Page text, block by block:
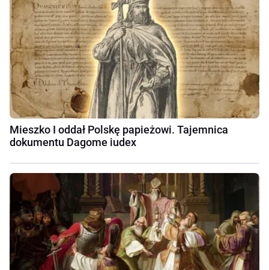
Mieszko I oddał Polskę papieżowi. Tajemnica
dokumentu Dagome iudex